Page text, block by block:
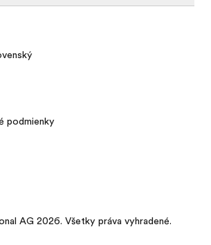
podmienky
AG 2026. Všetky práva vyhradené.